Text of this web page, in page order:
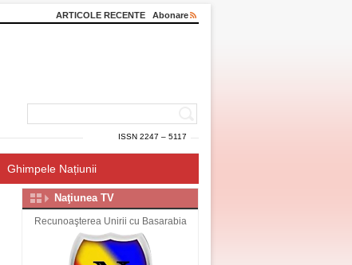
ARTICOLE RECENTE Abonare
ISSN 2247 – 5117
Ghimpele Națiunii
Naţiunea TV
Recunoaşterea Unirii cu Basarabia